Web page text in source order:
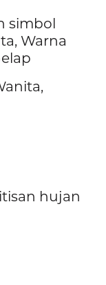
simbol
Warna
hujan